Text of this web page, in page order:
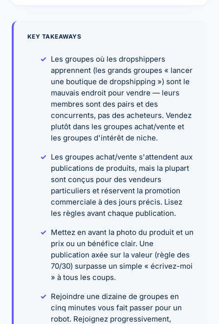
KEY TAKEAWAYS
Les groupes où les dropshippers
apprennent (les grands groupes « lancer
une boutique de dropshipping ») sont le
mauvais endroit pour vendre — leurs
membres sont des pairs et des
concurrents, pas des acheteurs. Vendez
plutôt dans les groupes achat/vente et
les groupes d'intérêt de niche.
Les groupes achat/vente s'attendent aux
publications de produits, mais la plupart
sont conçus pour des vendeurs
particuliers et réservent la promotion
commerciale à des jours précis. Lisez
les règles avant chaque publication.
Mettez en avant la photo du produit et un
prix ou un bénéfice clair. Une
publication axée sur la valeur (règle des
70/30) surpasse un simple « écrivez-moi
» à tous les coups.
Rejoindre une dizaine de groupes en
cinq minutes vous fait passer pour un
robot. Rejoignez progressivement,